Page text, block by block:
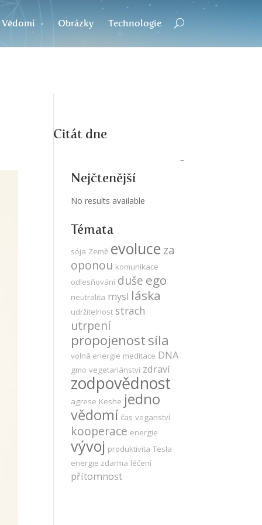
Vědomí Obrázky Technologie
Citát dne
Nejčtenější
No results available
Témata
sója Země evoluce za
oponou komunikace
odlesňování duše ego
neutralita mysl láska
udržitelnost strach
utrpení
propojenostsíla
volná energie meditace DNA
gmo vegetariánství zdraví
zodpovědnost
agrese Keshe jedno
vědomí čas veganství
kooperace energie
vývoj produktivita Tesla
energie zdarma léčení
přítomnost